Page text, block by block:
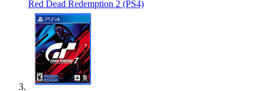
Red Dead Redemption 2 (PS4)